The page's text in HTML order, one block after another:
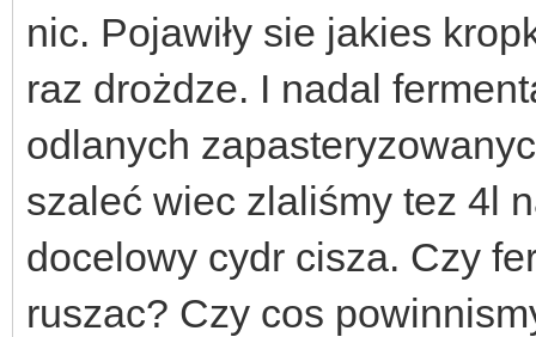
nic. Pojawiły sie jakies
raz drożdze. I nadal
odlanych
szaleć wiec zlaliśmy tez 4l
docelowy cydr cisza. Czy
ruszac? Czy cos